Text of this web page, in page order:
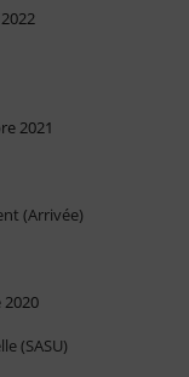
2021
(Arrivée)
(SASU)